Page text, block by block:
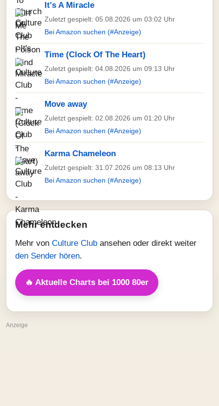
It's A Miracle
Zuletzt gespielt: 05.08.2026 um 03:02 Uhr
Bei Amazon suchen (#Anzeige)
Time (Clock Of The Heart)
Zuletzt gespielt: 04.08.2026 um 09:13 Uhr
Bei Amazon suchen (#Anzeige)
Move away
Zuletzt gespielt: 02.08.2026 um 01:20 Uhr
Bei Amazon suchen (#Anzeige)
Karma Chameleon
Zuletzt gespielt: 31.07.2026 um 08:13 Uhr
Bei Amazon suchen (#Anzeige)
Mehr entdecken
Mehr von Culture Club ansehen oder direkt weiter
den Sender hören.
🔥 Aktuelle Charts bei 1000 80er
Anzeige